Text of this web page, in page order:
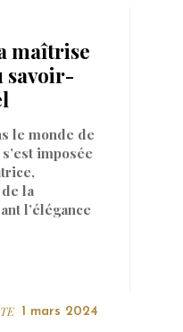
maîtrise
savoir-
le monde de
imposée
la
l’élégance
1 mars 2024